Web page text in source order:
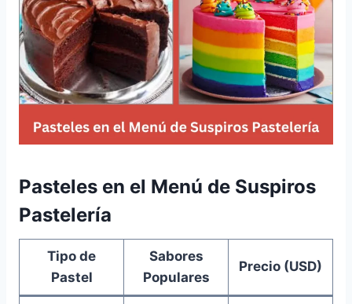
Pasteles en el Menú de Suspiros
Pastelería
Tipo de
Pastel
Sabores
Populares
Precio (USD)